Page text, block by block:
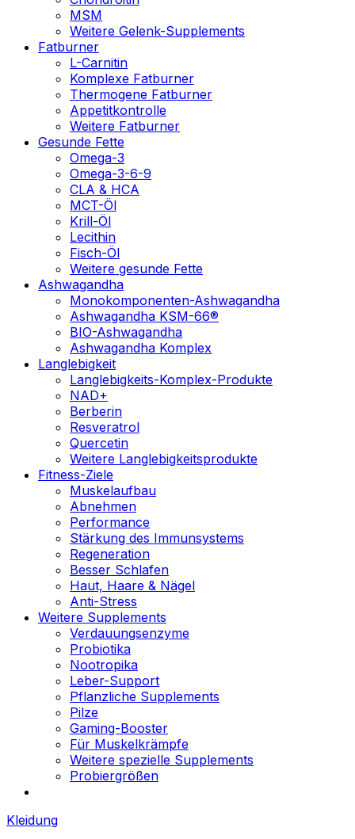
MSM
Weitere Gelenk-Supplements
Fatburner
L-Carnitin
Komplexe Fatburner
Thermogene Fatburner
Appetitkontrolle
Weitere Fatburner
Gesunde Fette
Omega-3
Omega-3-6-9
CLA & HCA
MCT-Öl
Krill-Öl
Lecithin
Fisch-Öl
Weitere gesunde Fette
Ashwagandha
Monokomponenten-Ashwagandha
Ashwagandha KSM-66®
BIO-Ashwagandha
Ashwagandha Komplex
Langlebigkeit
Langlebigkeits-Komplex-Produkte
NAD+
Berberin
Resveratrol
Quercetin
Weitere Langlebigkeitsprodukte
Fitness-Ziele
Muskelaufbau
Abnehmen
Performance
Stärkung des Immunsystems
Regeneration
Besser Schlafen
Haut, Haare & Nägel
Anti-Stress
Weitere Supplements
Verdauungsenzyme
Probiotika
Nootropika
Leber-Support
Pflanzliche Supplements
Pilze
Gaming-Booster
Für Muskelkrämpfe
Weitere spezielle Supplements
Probiergrößen
Kleidung